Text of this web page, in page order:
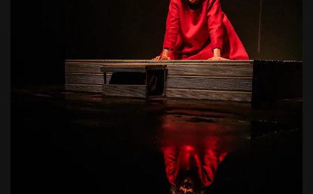
La création et la diffusion de spectacles
+ D'INFOS